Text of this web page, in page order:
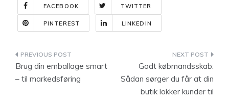
FACEBOOK TWITTER
PINTEREST LINKEDIN
Indlægsnavigation
Brug din emballage smart
– til markedsføring
Godt købmandsskab:
Sådan sørger du får at din
butik lokker kunder til